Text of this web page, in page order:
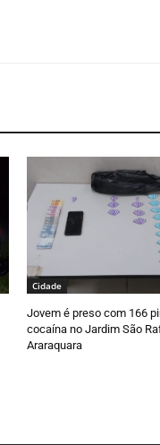
Cidade
Jovem é preso com 166
cocaína no Jardim São
Araraquara